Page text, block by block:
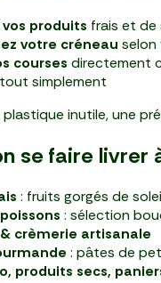
produits frais et de
votre créneau selon
courses directement
simplement
inutile, une
se faire livrer
: fruits gorgés de
: sélection
crèmerie artisanale
: pâtes de
produits secs,